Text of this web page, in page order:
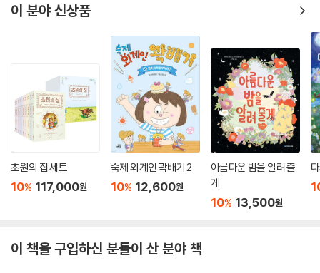
이 분야 신상품
초원의 집 세트
10% 117,000원
숙제 외계인 곽배기 2
10% 12,600원
아름다운 밤을 알려 줄
게
10% 13,500원
이 책을 구입하신 분들이 산 분야 책